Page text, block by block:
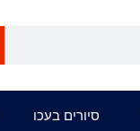
סיורים בעכו